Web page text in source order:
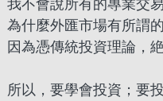
我不會說所有的專業交
為什麼外匯市場有所謂
因為憑傳統投資理論，
所以，要學會投資；要